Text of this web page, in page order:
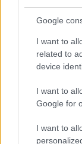
Google
I want to
related to
device
I want to
Google for
I want to
ΠΟΔΟΣΦΑΙΡΟ
Φουριόζα
Καπ!